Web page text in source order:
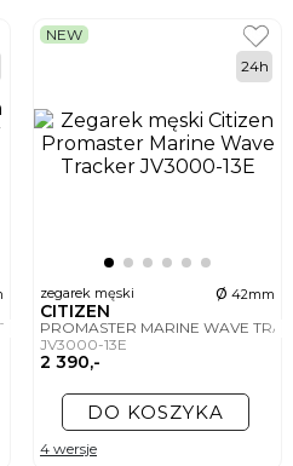
CHRONOGRAPH
zegarek męski ø 42mm
CITIZEN
PROMASTER MARINE WAVE
JV3000-13E
2 390,-
NEW
24h
DO KOSZYKA
4 wersje